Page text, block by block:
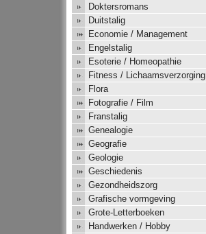
Doktersromans
Duitstalig
Economie / Management
Engelstalig
Esoterie / Homeopathie
Fitness / Lichaamsverzorging
Flora
Fotografie / Film
Franstalig
Genealogie
Geografie
Geologie
Geschiedenis
Gezondheidszorg
Grafische vormgeving
Grote-Letterboeken
Handwerken / Hobby